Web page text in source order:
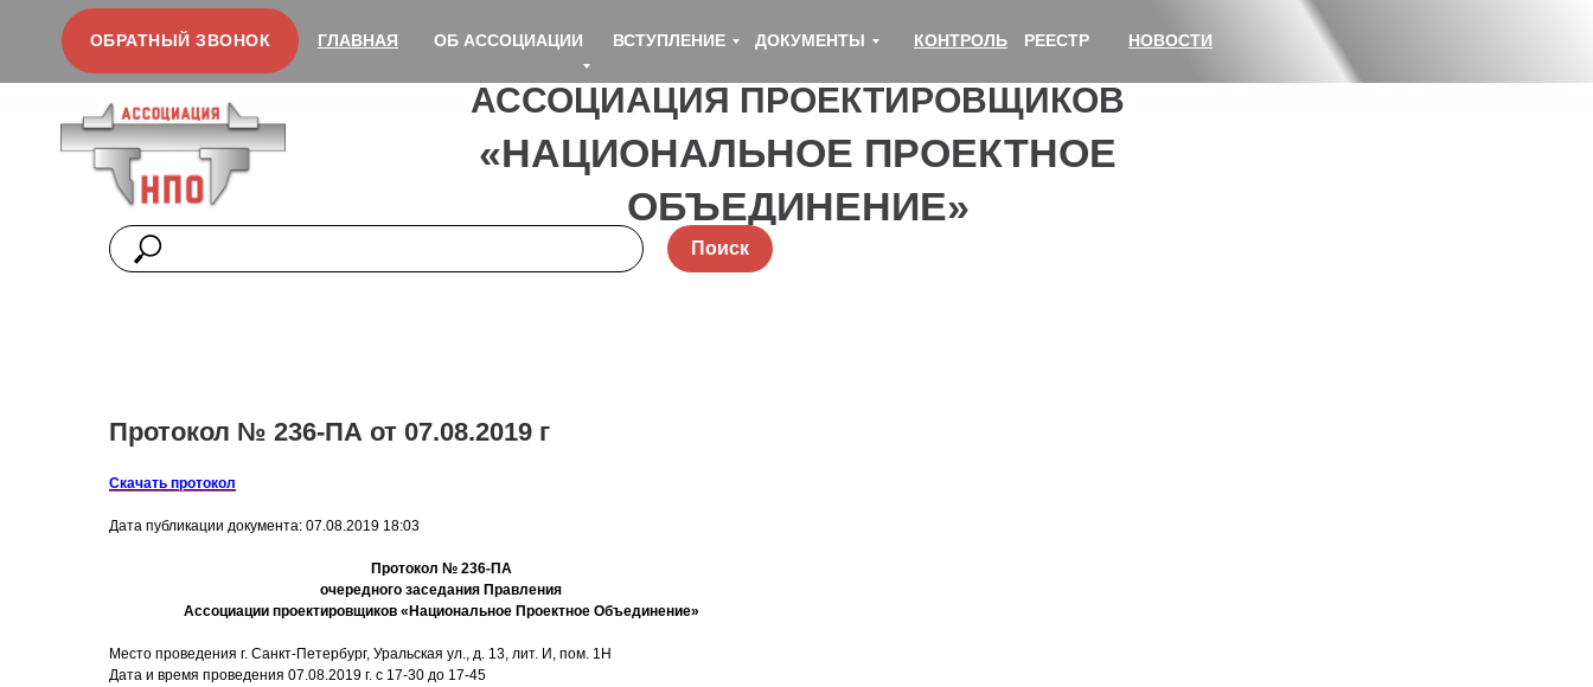
ОБ АССОЦИАЦИИ ДОКУМЕНТЫ
ВСТУПЛЕНИЕ КОНТРОЛЬ
ГЛАВНАЯ РЕЕСТР НОВОСТИ
ОБРАТНЫЙ ЗВОНОК
АССОЦИАЦИЯ ПРОЕКТИРОВЩИКОВ
«НАЦИОНАЛЬНОЕ ПРОЕКТНОЕ
ОБЪЕДИНЕНИЕ»
Поиск
Протокол № 236-ПА от 07.08.2019 г
Скачать протокол
Дата публикации документа: 07.08.2019 18:03
Протокол № 236-ПА
очередного заседания Правления
Ассоциации проектировщиков «Национальное Проектное Объединение»
Место проведения г. Санкт-Петербург, Уральская ул., д. 13, лит. И, пом. 1Н
Дата и время проведения 07.08.2019 г. с 17-30 до 17-45